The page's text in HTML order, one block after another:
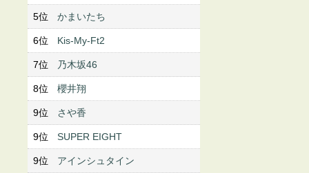
5位 かまいたち
6位 Kis-My-Ft2
7位 乃木坂46
8位 櫻井翔
9位 さや香
9位 SUPER EIGHT
9位 アインシュタイン